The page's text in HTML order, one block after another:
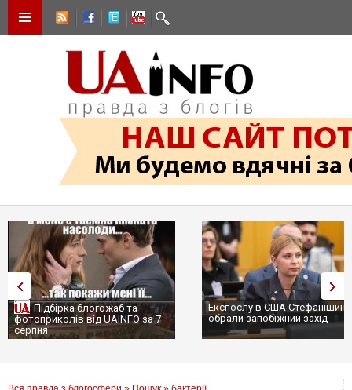
Підбірка блогожаб та
фотоприколів від UAINFO за 7
серпня
Експослу в США
обрали запобіжний захід